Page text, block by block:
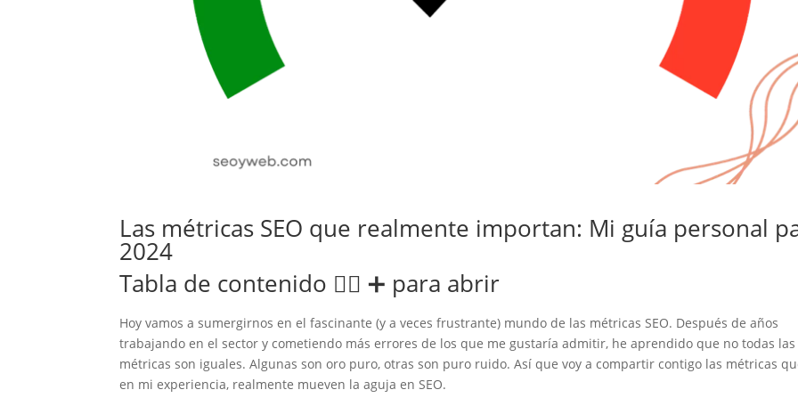
Las métricas SEO que realmente importan: Mi guía personal
2024
Tabla de contenido 👉🏻 ➕ para abrir
Las métricas SEO que realmente importan: Mi guía personal para 2024
1. Tráfico orgánico (o cómo saber si le gustas a Google)
2. Tasa de rebote (o el «gracias, pero no gracias» digital)
3. Tiempo en página (o cuánto tardan en aburrirse de ti)
Hoy vamos a sumergirnos en el fascinante (y a veces frustrante) mundo de las métricas SEO. Después de años
trabajando en el sector y cometiendo más errores de los que me gustaría admitir, he aprendido que no todas las
métricas son iguales. Algunas son oro puro, otras son puro ruido. Así que voy a compartir contigo las métricas
en mi experiencia, realmente mueven la aguja en SEO.